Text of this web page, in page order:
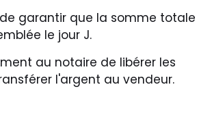
garantir que la somme totale
le jour J.
au notaire de libérer les
l'argent au vendeur.